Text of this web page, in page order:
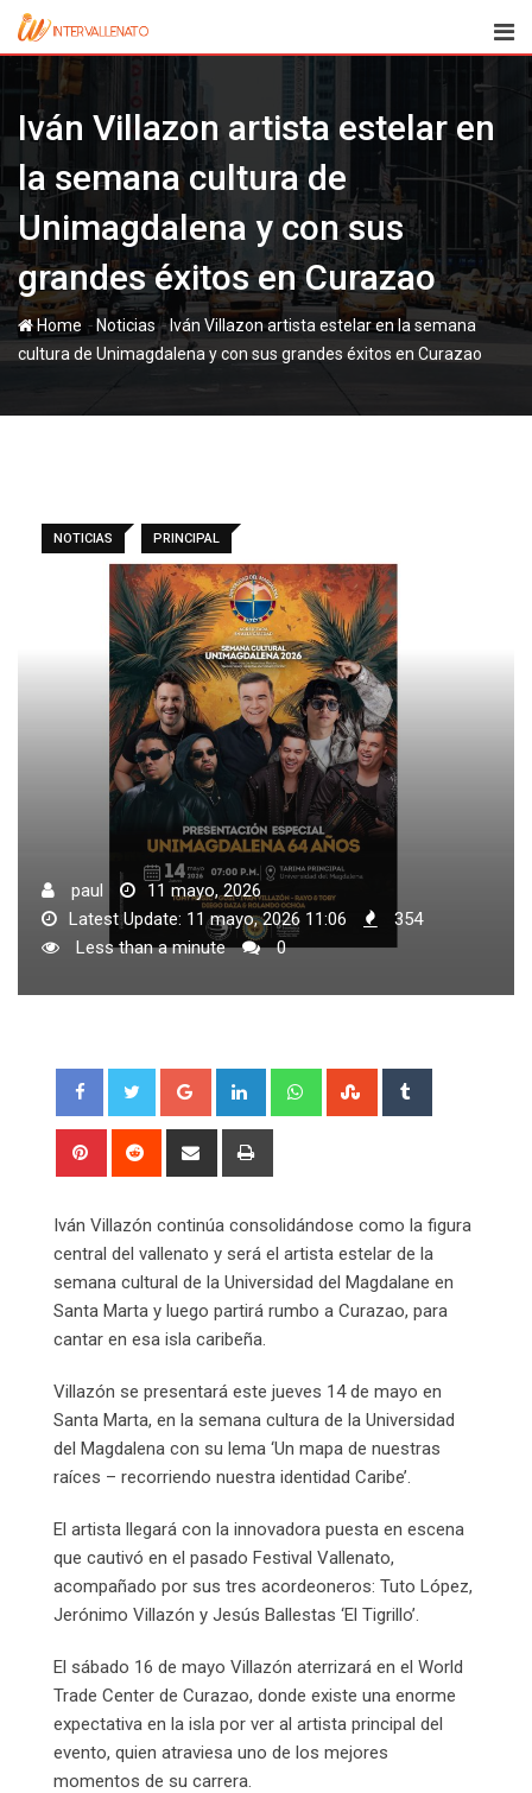
Skip
content
Iván Villazon artista estelar en
la semana cultura de
Unimagdalena y con sus
grandes éxitos en Curazao
Home - Noticias-Iván Villazon artista estelar en la semana
cultura de Unimagdalena y con sus grandes éxitos en Curazao
NOTICIAS PRINCIPAL
paul
11 mayo, 2026
Latest Update: 11 mayo, 2026 11:06
354
Less than a minute
0
Google+ LinkedIn WhatsappStumbleUpon
Pinterest Reddit
Share
Iván Villazón continúa consolidándose como la figura
central del vallenato y será el artista estelar de la
semana cultural de la Universidad del Magdalane en
Santa Marta y luego partirá rumbo a Curazao, para
cantar en esa isla caribeña.
Villazón se presentará este jueves 14 de mayo en
Santa Marta, en la semana cultura de la Universidad
del Magdalena con su lema ‘Un mapa de nuestras
raíces – recorriendo nuestra identidad Caribe’.
El artista llegará con la innovadora puesta en escena
que cautivó en el pasado Festival Vallenato,
acompañado por sus tres acordeoneros: Tuto López,
Jerónimo Villazón y Jesús Ballestas ‘El Tigrillo’.
El sábado 16 de mayo Villazón aterrizará en el World
Trade Center de Curazao, donde existe una enorme
expectativa en la isla por ver al artista principal del
evento, quien atraviesa uno de los mejores
momentos de su carrera.